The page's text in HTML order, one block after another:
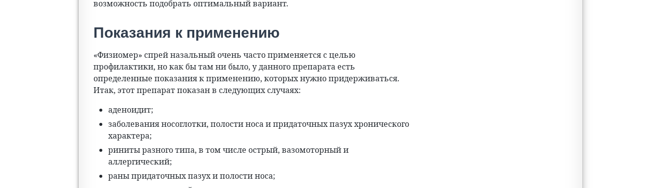
возможность подобрать оптимальный вариант.
Показания к применению
«Физиомер» спрей назальный очень часто применяется с целью
профилактики, но как бы там ни было, у данного препарата есть
определенные показания к применению, которых нужно придерживаться.
Итак, этот препарат показан в следующих случаях:
аденоидит;
заболевания носоглотки, полости носа и придаточных пазух хронического
характера;
риниты разного типа, в том числе острый, вазомоторный и
аллергический;
раны придаточных пазух и полости носа;